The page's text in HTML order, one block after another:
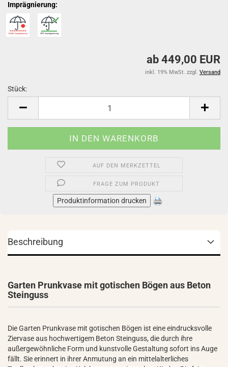
Imprägnierung:
ab 449,00 EUR
inkl. 19% MwSt. zzgl. Versand
Stück:
AUF DEN MERKZETTEL
FRAGE ZUM PRODUKT
Produktinformation drucken
Beschreibung
Garten Prunkvase mit gotischen Bögen aus Beton
Steinguss
Die Garten Prunkvase mit gotischen Bögen ist eine eindrucksvolle
Ziervase aus hochwertigem Beton Steinguss, die durch ihre
außergewöhnliche Form und kunstvolle Gestaltung sofort ins Auge
fällt. Sie erinnert in ihrer Anmutung an ein mittelalterliches